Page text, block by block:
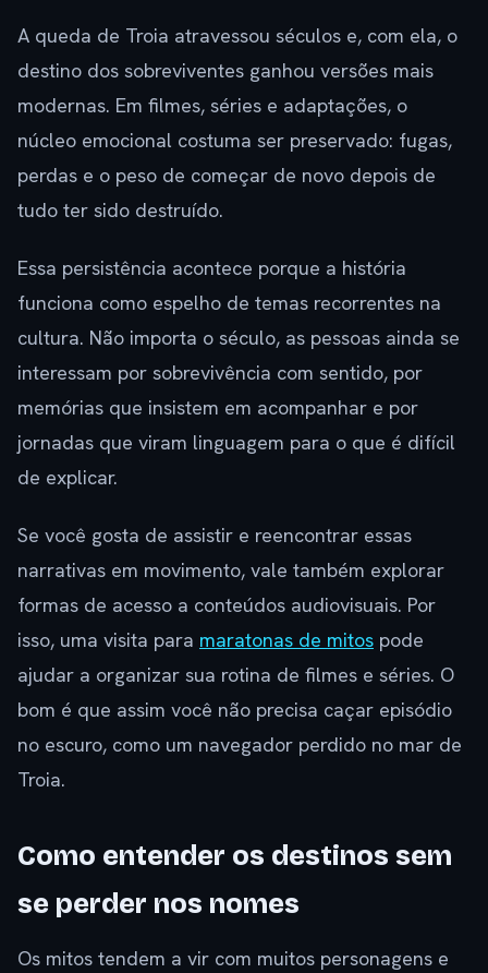
A queda de Troia atravessou séculos e, com ela, o
destino dos sobreviventes ganhou versões mais
modernas. Em filmes, séries e adaptações, o
núcleo emocional costuma ser preservado: fugas,
perdas e o peso de começar de novo depois de
tudo ter sido destruído.
Essa persistência acontece porque a história
funciona como espelho de temas recorrentes na
cultura. Não importa o século, as pessoas ainda se
interessam por sobrevivência com sentido, por
memórias que insistem em acompanhar e por
jornadas que viram linguagem para o que é difícil
de explicar.
Se você gosta de assistir e reencontrar essas
narrativas em movimento, vale também explorar
formas de acesso a conteúdos audiovisuais. Por
isso, uma visita para maratonas de mitos pode
ajudar a organizar sua rotina de filmes e séries. O
bom é que assim você não precisa caçar episódio
no escuro, como um navegador perdido no mar de
Troia.
Como entender os destinos sem
se perder nos nomes
Os mitos tendem a vir com muitos personagens e